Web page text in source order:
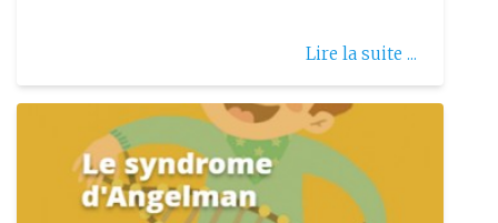
Lire la suite ...